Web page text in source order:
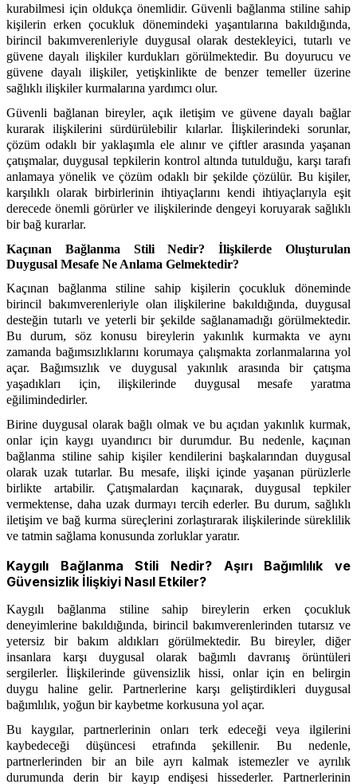
kurabilmesi için oldukça önemlidir. Güvenli bağlanma stiline sahip
kişilerin erken çocukluk dönemindeki yaşantılarına bakıldığında,
birincil bakımverenleriyle duygusal olarak destekleyici, tutarlı ve
güvene dayalı ilişkiler kurdukları görülmektedir. Bu doyurucu ve
güvene dayalı ilişkiler, yetişkinlikte de benzer temeller üzerine
sağlıklı ilişkiler kurmalarına yardımcı olur.
Güvenli bağlanan bireyler, açık iletişim ve güvene dayalı bağlar
kurarak ilişkilerini sürdürülebilir kılarlar. İlişkilerindeki sorunlar,
çözüm odaklı bir yaklaşımla ele alınır ve çiftler arasında yaşanan
çatışmalar, duygusal tepkilerin kontrol altında tutulduğu, karşı tarafı
anlamaya yönelik ve çözüm odaklı bir şekilde çözülür. Bu kişiler,
karşılıklı olarak birbirlerinin ihtiyaçlarını kendi ihtiyaçlarıyla eşit
derecede önemli görürler ve ilişkilerinde dengeyi koruyarak sağlıklı
bir bağ kurarlar.
Kaçınan Bağlanma Stili Nedir? İlişkilerde Oluşturulan
Duygusal Mesafe Ne Anlama Gelmektedir?
Kaçınan bağlanma stiline sahip kişilerin çocukluk döneminde
birincil bakımverenleriyle olan ilişkilerine bakıldığında, duygusal
desteğin tutarlı ve yeterli bir şekilde sağlanamadığı görülmektedir.
Bu durum, söz konusu bireylerin yakınlık kurmakta ve aynı
zamanda bağımsızlıklarını korumaya çalışmakta zorlanmalarına yol
açar. Bağımsızlık ve duygusal yakınlık arasında bir çatışma
yaşadıkları için, ilişkilerinde duygusal mesafe yaratma
eğilimindedirler.
Birine duygusal olarak bağlı olmak ve bu açıdan yakınlık kurmak,
onlar için kaygı uyandırıcı bir durumdur. Bu nedenle, kaçınan
bağlanma stiline sahip kişiler kendilerini başkalarından duygusal
olarak uzak tutarlar. Bu mesafe, ilişki içinde yaşanan pürüzlerle
birlikte artabilir. Çatışmalardan kaçınarak, duygusal tepkiler
vermektense, daha uzak durmayı tercih ederler. Bu durum, sağlıklı
iletişim ve bağ kurma süreçlerini zorlaştırarak ilişkilerinde süreklilik
ve tatmin sağlama konusunda zorluklar yaratır.
Kaygılı Bağlanma Stili Nedir? Aşırı Bağımlılık ve
Güvensizlik İlişkiyi Nasıl Etkiler?
Kaygılı bağlanma stiline sahip bireylerin erken çocukluk
deneyimlerine bakıldığında, birincil bakımverenlerinden tutarsız ve
yetersiz bir bakım aldıkları görülmektedir. Bu bireyler, diğer
insanlara karşı duygusal olarak bağımlı davranış örüntüleri
sergilerler. İlişkilerinde güvensizlik hissi, onlar için en belirgin
duygu haline gelir. Partnerlerine karşı geliştirdikleri duygusal
bağımlılık, yoğun bir kaybetme korkusuna yol açar.
Bu kaygılar, partnerlerinin onları terk edeceği veya ilgilerini
kaybedeceği düşüncesi etrafında şekillenir. Bu nedenle,
partnerlerinden bir an bile ayrı kalmak istemezler ve ayrılık
durumunda derin bir kayıp endişesi hissederler. Partnerlerinin